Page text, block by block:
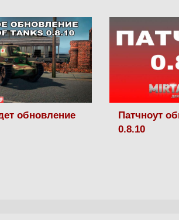
обновление
Патчноут
0.8.10